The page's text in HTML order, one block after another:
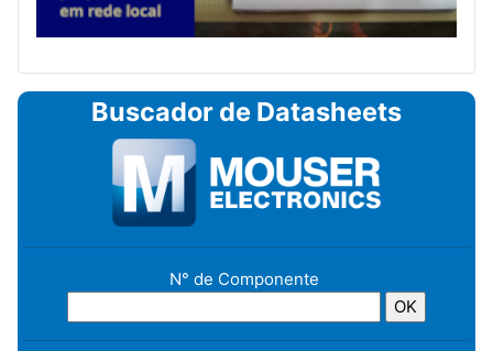
Buscador de Datasheets
N° de Componente